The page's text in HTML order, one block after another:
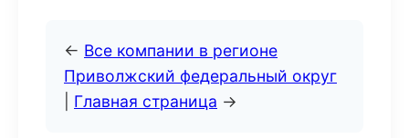
← Все компании в регионе
Приволжский федеральный округ
Главная страница →